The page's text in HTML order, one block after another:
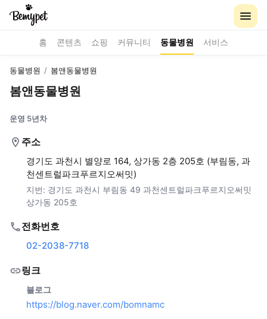
홈 콘텐츠 쇼핑 커뮤니티 동물병원 서비스
동물병원 / 봄앤동물병원
봄앤동물병원
운영 5년차
주소
경기도 과천시 별양로 164, 상가동 2층 205호 (부림동, 과
천센트럴파크푸르지오써밋)
지번: 경기도 과천시 부림동 49 과천센트럴파크푸르지오써밋
상가동 205호
전화번호
02-2038-7718
링크
블로그
https://blog.naver.com/bomnamc